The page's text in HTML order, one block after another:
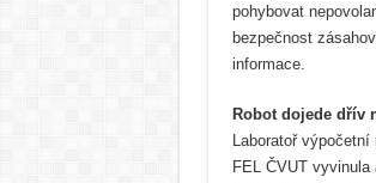
pohybovat
bezpečnost
informace.
Robot dojede dřív
Laboratoř
FEL ČVUT